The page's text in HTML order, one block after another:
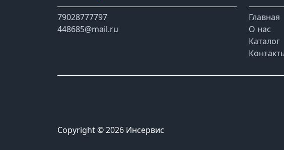
79028777797
448685@mail.ru
Главная
О нас
Каталог
Copyright © 2026 Инсервис